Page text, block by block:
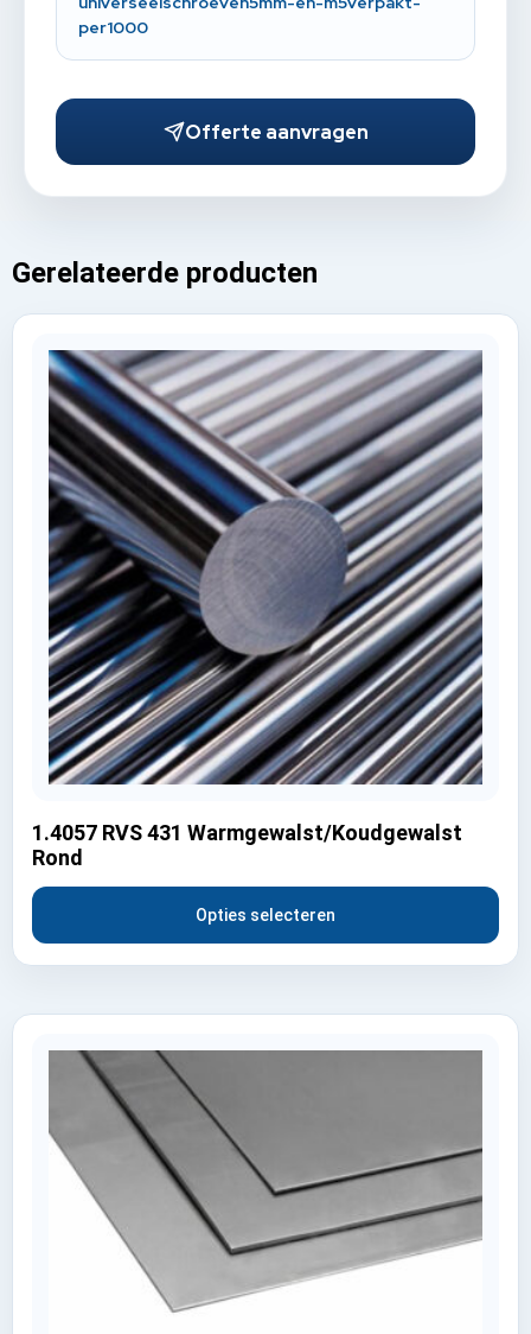
per1000
Offerte aanvragen
Gerelateerde producten
1.4057 RVS 431 Warmgewalst/Koudgewalst
Rond
Opties selecteren